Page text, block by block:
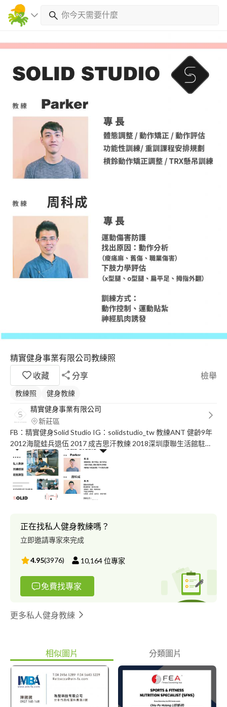
精實健身事業有限公司教練照
收藏
分享 檢舉
教練照
健身教練
精實健身事業有限公司
新莊區
FB：精實健身Solid Studio IG：solidstudio_tw 教練ANT 健齡9年
2012海龍蛙兵退伍 2017 成吉思汗教練 2018深圳康聯生活館駐場
教練主管 2018Muscle Mania Taiwan男子健體公開組全場總冠軍 教
練Parker 健身計畫 健身教練 給力健身房 健身教練 美僑俱樂部 健
身房兼職教練 SBS籃球訓練營教練 中和運動中心籃球教練
正在找私人健身教練嗎？
立即邀請專家來完成
4.95(3976) 10,164位專家
免費找專家
更多私人健身教練
相似圖片 分類圖片